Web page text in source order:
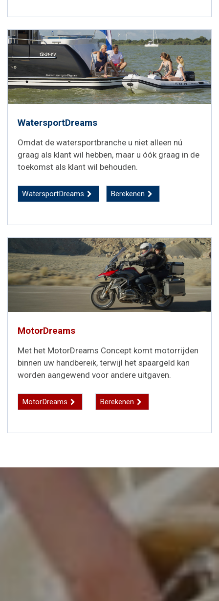
WatersportDreams
Omdat de watersportbranche u niet alleen nú
graag als klant wil hebben, maar u óók graag in de
toekomst als klant wil behouden.
WatersportDreams Berekenen
MotorDreams
Met het MotorDreams Concept komt motorrijden
binnen uw handbereik, terwijl het spaargeld kan
worden aangewend voor andere uitgaven.
MotorDreams Berekenen